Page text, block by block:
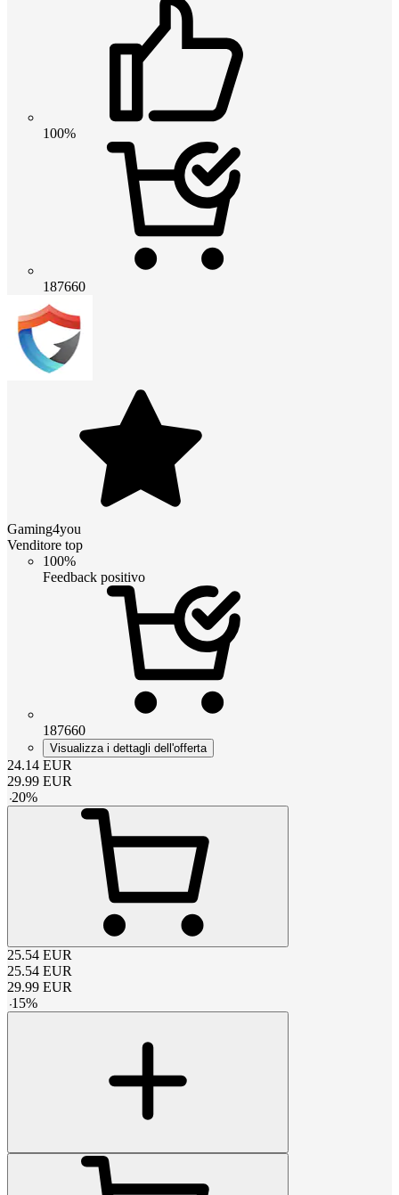
100%
187660
Gaming4you
Venditore top
100%
Feedback positivo
187660
Visualizza i dettagli dell'offerta
24.14 EUR
29.99 EUR
-20%
25.54 EUR
25.54 EUR
29.99 EUR
-15%